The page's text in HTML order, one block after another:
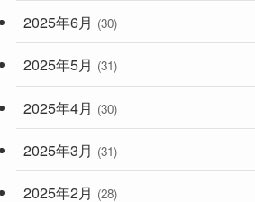
2025年6月 (30)
2025年5月 (31)
2025年4月 (30)
2025年3月 (31)
2025年2月 (28)